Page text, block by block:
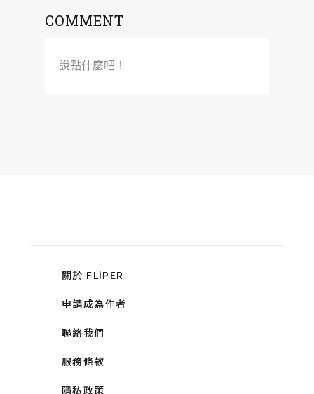
COMMENT
說點什麼吧！
關於 FLiPER
申請成為作者
聯絡我們
服務條款
隱私政策